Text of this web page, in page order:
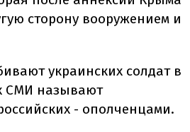
сторону вооружением и
украинских солдат в
СМИ называют
- ополченцами.